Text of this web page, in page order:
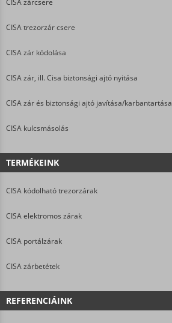
CISA zárcsere
CISA trezorzár csere
CISA zár kódolása
CISA zár, ill. Cisa biztonsági ajtó nyitása
CISA zár és biztonsági ajtó javítása/karbantartása
CISA kulcsmásolás
TERMÉKEINK
CISA kódolható trezorzárak
CISA elektromos zárak
CISA portálzárak
CISA zárbetétek
REFERENCIÁINK